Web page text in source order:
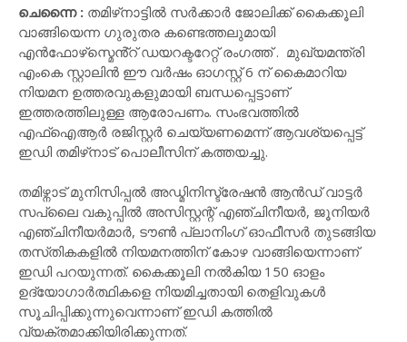
ചെന്നൈ : തമിഴ്‌നാട്ടിൽ സർക്കാർ ജോലിക്ക് കൈക്കൂലി
വാങ്ങിയെന്ന ഗുരുതര കണ്ടെത്തലുമായി
എൻഫോഴ്‌സ്മെൻ്റ് ഡയറക്ടറേറ്റ് രംഗത്ത് . മുഖ്യമന്ത്രി
എംകെ സ്റ്റാലിൻ ഈ വർഷം ഓഗസ്റ്റ് 6 ന് കൈമാറിയ
നിയമന ഉത്തരവുകളുമായി ബന്ധപ്പെട്ടാണ്
ഇത്തരത്തിലുള്ള ആരോപണം. സംഭവത്തിൽ
എഫ്ഐആർ രജിസ്റ്റർ ചെയ്യണമെന്ന് ആവശ്യപ്പെട്ട്
ഇഡി തമിഴ്‌നാട് പൊലീസിന് കത്തയച്ചു.
തമിഴ്നാട് മുനിസിപ്പൽ അഡ്മിനിസ്ട്രേഷൻ ആൻഡ് വാട്ടർ
സപ്ലൈ വകുപ്പിൽ അസിസ്റ്റന്റ് എഞ്ചിനീയർ, ജൂനിയർ
എഞ്ചിനീയർമാർ, ടൗൺ പ്ലാനിംഗ് ഓഫീസർ തുടങ്ങിയ
തസ്‌തികകളിൽ നിയമനത്തിന് കോഴ വാങ്ങിയെന്നാണ്
ഇഡി പറയുന്നത്. കൈക്കൂലി നൽകിയ 150 ഓളം
ഉദ്യോഗാർത്ഥികളെ നിയമിച്ചതായി തെളിവുകൾ
സൂചിപ്പിക്കുന്നുവെന്നാണ് ഇഡി കത്തിൽ
വ്യക്തമാക്കിയിരിക്കുന്നത്.